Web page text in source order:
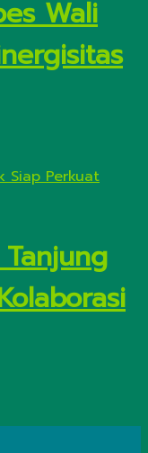
Wali